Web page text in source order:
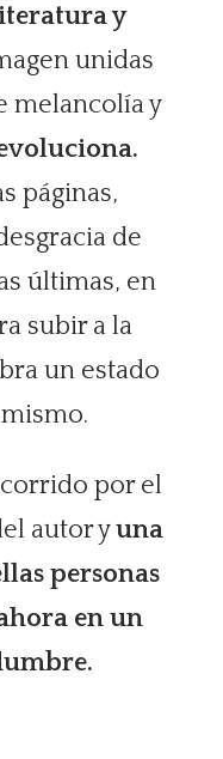
y
unidas
melancolía y
páginas,
de
últimas, en
subir a la
un estado
por el
autor yuna
personas
en un